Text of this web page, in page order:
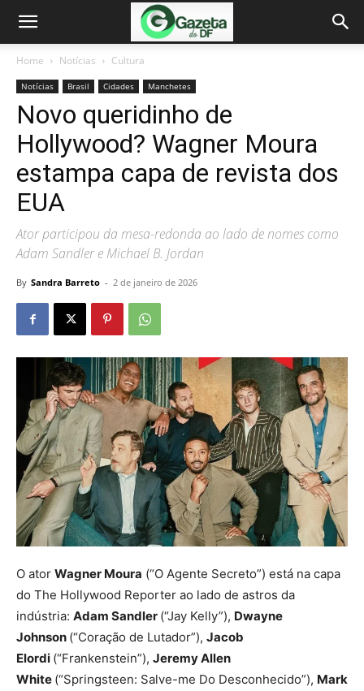
Home Notícias Cultura
Notícias Brasil Cidades Manchetes
Novo queridinho de
Hollywood? Wagner Moura
estampa capa de revista dos
EUA
Ator participou da mesa-redonda ao lado de nomes como
Adam Sandler e Michael B. Jordan
By Sandra Barreto - 2 de janeiro de 2026
O ator Wagner Moura (“O Agente Secreto”) está na capa
do The Hollywood Reporter ao lado de astros da
indústria: Adam Sandler (“Jay Kelly”), Dwayne
Johnson (“Coração de Lutador”), Jacob
Elordi (“Frankenstein”), Jeremy Allen
White (“Springsteen: Salve-me Do Desconhecido”), Mark